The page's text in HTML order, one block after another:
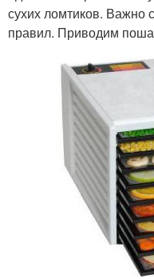
сухих ломтиков. Важно
правил. Приводим